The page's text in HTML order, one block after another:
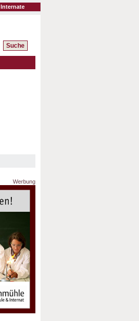
Internate
Werbung